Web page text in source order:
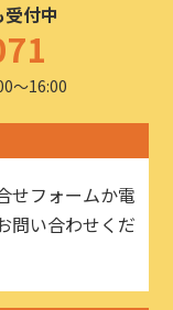
付中
〜16:00
せフォームか電
問い合わせくだ